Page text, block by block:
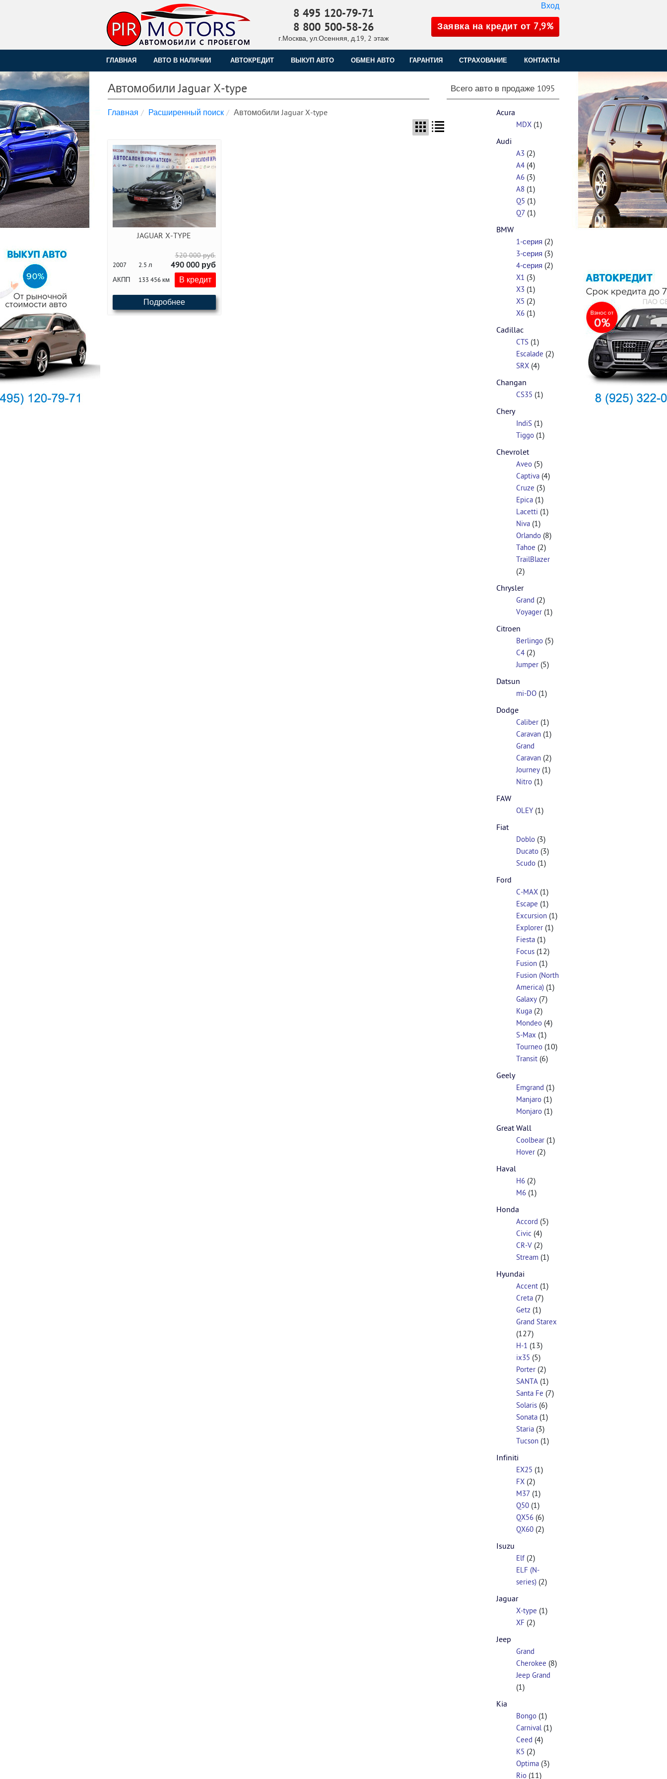
8 495 120-79-71
8 800 500-58-26
г.Москва, ул.Осенняя, д.19, 2 этаж
Вход
Заявка на кредит от 7,9%
ГЛАВНАЯ АВТО В НАЛИЧИИ АВТОКРЕДИТ ВЫКУП АВТО ОБМЕН АВТО ГАРАНТИЯ СТРАХОВАНИЕ КОНТАКТЫ
Автомобили Jaguar X-type
Главная Расширенный поиск Автомобили Jaguar X-type
JAGUAR X-TYPE
520 000 руб.
2007 2.5 л 490 000 руб
АКПП 133 456 км В кредит
Подробнее
Всего авто в продаже 1095
Acura
MDX(1)
Audi
A3 (2)
A4(4)
A6(3)
A8 (1)
Q5 (1)
Q7(1)
BMW
1-серия (2)
3-серия (3)
4-серия (2)
X1 (3)
X3 (1)
X5 (2)
X6(1)
Cadillac
CTS(1)
Escalade (2)
SRX(4)
Changan
CS35 (1)
Chery
IndiS(1)
Tiggo(1)
Chevrolet
Aveo(5)
Captiva(4)
Cruze (3)
Epica(1)
Lacetti (1)
Niva(1)
Orlando(8)
Tahoe (2)
TrailBlazer
(2)
Chrysler
Grand (2)
Voyager(1)
Citroen
Berlingo(5)
C4(2)
Jumper(5)
Datsun
mi-DO(1)
Dodge
Caliber(1)
Caravan(1)
Grand
Caravan(2)
Journey(1)
Nitro(1)
FAW
OLEY(1)
Fiat
Doblo(3)
Ducato(3)
Scudo(1)
Ford
C-MAX(1)
Escape (1)
Excursion(1)
Explorer(1)
Fiesta(1)
Focus(12)
Fusion(1)
Fusion (North
America)(1)
Galaxy(7)
Kuga(2)
Mondeo(4)
S-Max (1)
Tourneo(10)
Transit(6)
Geely
Emgrand (1)
Manjaro(1)
Monjaro(1)
Great Wall
Coolbear(1)
Hover(2)
Haval
H6(2)
M6(1)
Honda
Accord (5)
Civic (4)
CR-V(2)
Stream(1)
Hyundai
Accent(1)
Creta(7)
Getz (1)
Grand Starex
(127)
H-1 (13)
ix35 (5)
Porter(2)
SANTA(1)
Santa Fe (7)
Solaris(6)
Sonata(1)
Staria(3)
Tucson(1)
Infiniti
EX25 (1)
FX(2)
M37(1)
Q50(1)
QX56(6)
QX60(2)
Isuzu
Elf(2)
ELF (N-
series)(2)
Jaguar
X-type (1)
XF (2)
Jeep
Grand
Cherokee (8)
Jeep Grand
(1)
Kia
Bongo(1)
Carnival(1)
Ceed (4)
K5 (2)
Optima(3)
Rio(11)